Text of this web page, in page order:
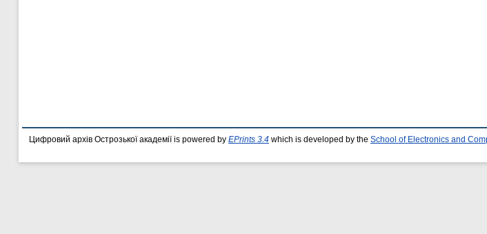
Цифровий архів Острозької академії is powered by EPrints 3.4 which is developed by the School of Electronics and